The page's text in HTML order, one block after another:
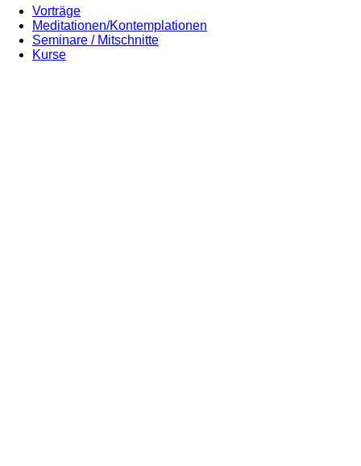
Vorträge
Meditationen/Kontemplationen
Seminare / Mitschnitte
Kurse